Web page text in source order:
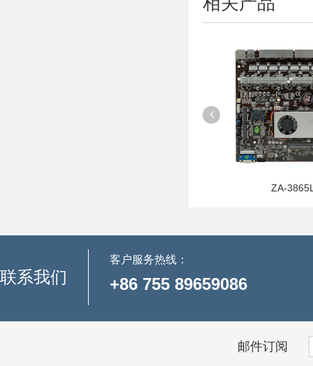
ZA-
联系我们
客户服务热线：
+86 755 89659086
邮件订阅